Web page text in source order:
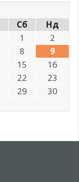
Сб
Нд
1
2
8
9
15
16
22
23
29
30